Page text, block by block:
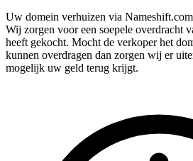
Uw domein verhuizen via
Wij zorgen voor een soepele overdracht
heeft gekocht. Mocht de verkoper het
kunnen overdragen dan zorgen wij er
mogelijk uw geld terug krijgt.